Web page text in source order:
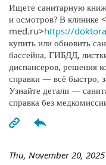
Ищете санитарную
и осмотров? В
med.ru>https://
купить или обновить
бассейна, ГИБДД,
диспансеров, решения
справки — всё быстро,
Узнайте детали —
справка без
Thu, November 20,